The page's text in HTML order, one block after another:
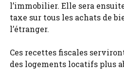
l’immobilier. Elle sera
taxe sur tous les achats de
l’étranger.
Ces recettes fiscales
des logements locatifs plus